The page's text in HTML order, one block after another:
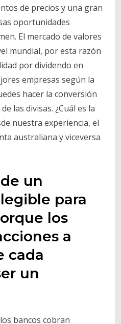
de precios y una gran
oportunidades
El mercado de valores
mundial, por esta razón
por dividendo en
empresas según la
hacer la conversión
las divisas. ¿Cuál es la
nuestra experiencia, el
australiana y viceversa
un
para
los
a
cada
un
bancos cobran